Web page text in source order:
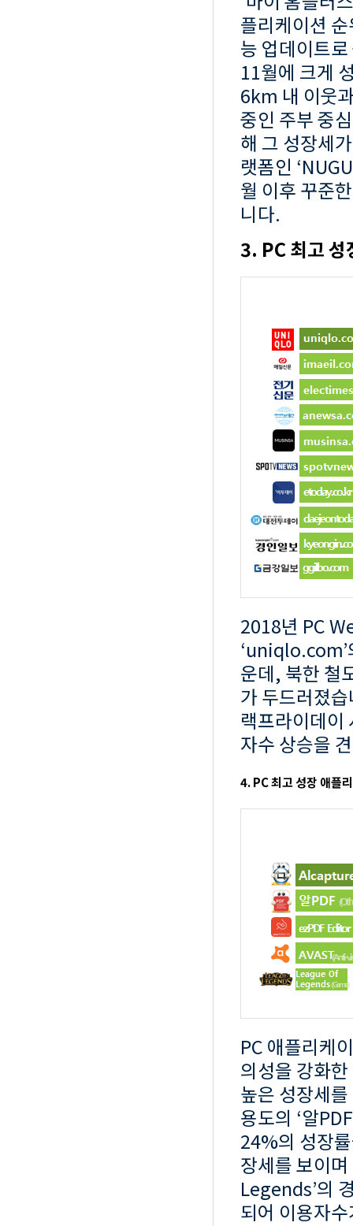
플리케이션
능 업데이트
11월에 크게
6km 내 이웃
중인 주부 중
해 그 성장세
랫폼인
월 이후 꾸준
니다.
3. PC 최고
2018년 PC
‘uniqlo.com’
운데, 북한 철
가 두드러졌
랙프라이데이
자수 상승을
4. PC 최고 성장 애
PC 애플리케
의성을 강화
높은 성장세
용도의 ‘알
24%의 성장
장세를 보이
Legends’의
되어 이용자